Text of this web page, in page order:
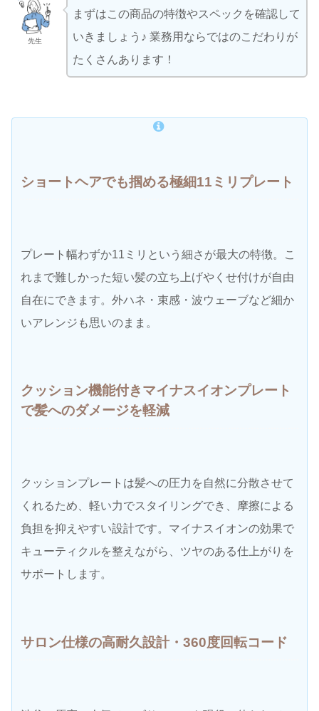
先生
まずはこの商品の特徴やスペックを確認して
いきましょう♪ 業務用ならではのこだわりが
たくさんあります！
ショートヘアでも掴める極細11ミリプレート
プレート幅わずか11ミリという細さが最大の特徴。こ
れまで難しかった短い髪の立ち上げやくせ付けが自由
自在にできます。外ハネ・束感・波ウェーブなど細か
いアレンジも思いのまま。
クッション機能付きマイナスイオンプレート
で髪へのダメージを軽減
クッションプレートは髪への圧力を自然に分散させて
くれるため、軽い力でスタイリングでき、摩擦による
負担を抑えやすい設計です。マイナスイオンの効果で
キューティクルを整えながら、ツヤのある仕上がりを
サポートします。
サロン仕様の高耐久設計・360度回転コード